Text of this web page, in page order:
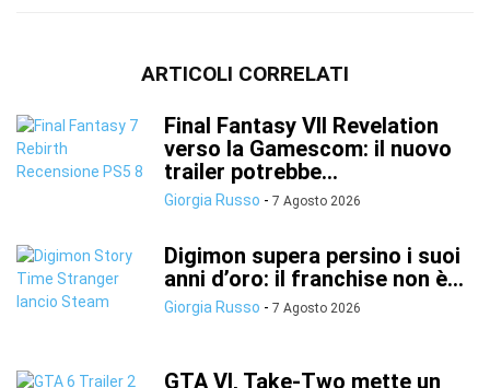
ARTICOLI CORRELATI
Final Fantasy VII Revelation
verso la Gamescom: il nuovo
trailer potrebbe...
Giorgia Russo - 7 Agosto 2026
Digimon supera persino i suoi
anni d’oro: il franchise non è...
Giorgia Russo - 7 Agosto 2026
GTA VI, Take-Two mette un